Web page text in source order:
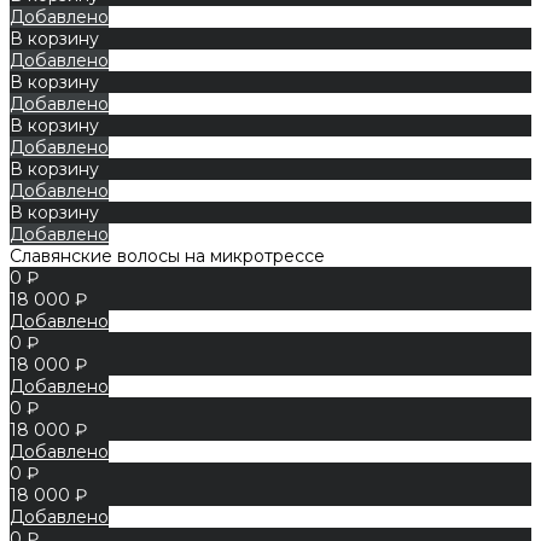
Добавлено
В корзину
Добавлено
В корзину
Добавлено
В корзину
Добавлено
В корзину
Добавлено
В корзину
Добавлено
Славянские волосы на микротрессе
0 ₽
18 000 ₽
Добавлено
0 ₽
18 000 ₽
Добавлено
0 ₽
18 000 ₽
Добавлено
0 ₽
18 000 ₽
Добавлено